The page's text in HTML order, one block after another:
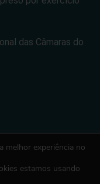
das Câmaras do
DA 14 REGIAO -
0001-14
melhor experiência no
estamos usando